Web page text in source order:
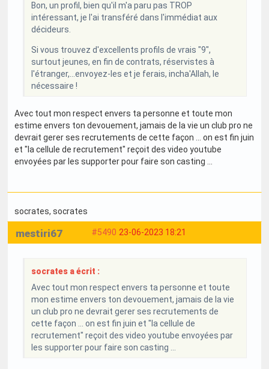
Bon, un profil, bien qu'il m'a paru pas TROP
intéressant, je l'ai transféré dans l'immédiat aux
décideurs.
Si vous trouvez d'excellents profils de vrais "9",
surtout jeunes, en fin de contrats, réservistes à
l'étranger,...envoyez-les et je ferais, incha'Allah, le
nécessaire !
Avec tout mon respect envers ta personne et toute mon
estime envers ton devouement, jamais de la vie un club pro ne
devrait gerer ses recrutements de cette façon ... on est fin juin
et "la cellule de recrutement" reçoit des video youtube
envoyées par les supporter pour faire son casting ...
socrates, socrates
#5490 23-06-2023 18:21
mestiri67
socrates a écrit :
Avec tout mon respect envers ta personne et toute
mon estime envers ton devouement, jamais de la vie
un club pro ne devrait gerer ses recrutements de
cette façon ... on est fin juin et "la cellule de
recrutement" reçoit des video youtube envoyées par
les supporter pour faire son casting ...